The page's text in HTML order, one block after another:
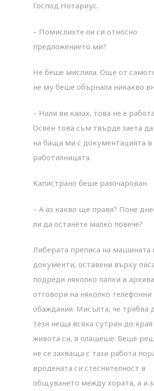
Господ Нотариус.
– Помислихте ли си относно
предложението ми?
Не беше мислила. Още от
не му беше обърнала никакво
– Нали ви казах, това не е
Освен това съм твърде заета
на баща ми с документацията в
работилницата.
Капистрано беше разочарован.
– А аз какво ще правя? Поне
ли да останете малко повече?
Либерата преписа на машината
документи, оставени върху
подреди няколко папки в
отговори на няколко телефонни
обаждания. Мисълта, че трябва
тези неща всяка сутрин до края
живота си, я плашеше. Беше
не се захваща с тази работа
вродената си стеснителност в
общуването между хората, а и